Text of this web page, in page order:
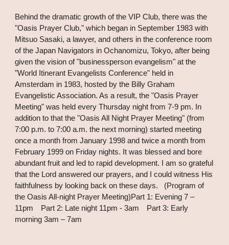
Behind the dramatic growth of the VIP Club, there was the
"Oasis Prayer Club," which began in September 1983 with
Mitsuo Sasaki, a lawyer, and others in the conference room
of the Japan Navigators in Ochanomizu, Tokyo, after being
given the vision of "businessperson evangelism" at the
"World Itinerant Evangelists Conference" held in
Amsterdam in 1983, hosted by the Billy Graham
Evangelistic Association. As a result, the "Oasis Prayer
Meeting" was held every Thursday night from 7-9 pm. In
addition to that the "Oasis All Night Prayer Meeting" (from
7:00 p.m. to 7:00 a.m. the next morning) started meeting
once a month from January 1998 and twice a month from
February 1999 on Friday nights. It was blessed and bore
abundant fruit and led to rapid development. I am so grateful
that the Lord answered our prayers, and I could witness His
faithfulness by looking back on these days. (Program of
the Oasis All-night Prayer Meeting)Part 1: Evening 7 –
11pm Part 2: Late night 11pm - 3am Part 3: Early
morning 3am – 7am